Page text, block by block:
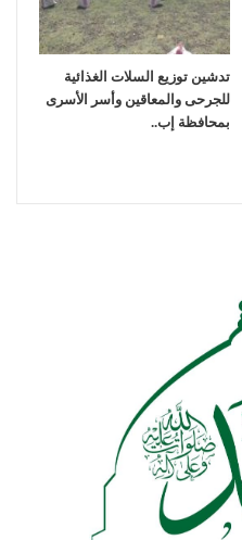
تدشين توزيع السلات الغذائية
للجرحى والمعاقين وأسر الأسرى
بمحافظة إب..